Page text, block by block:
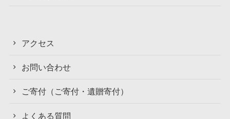
アクセス
お問い合わせ
ご寄付（ご寄付・遺贈寄付）
よくある質問